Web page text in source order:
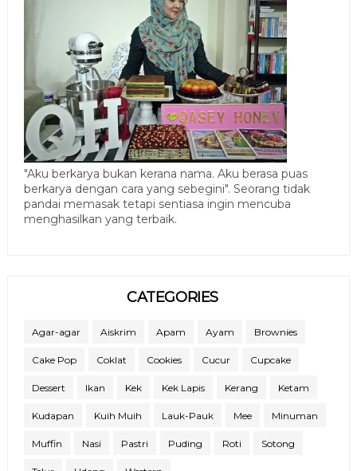
"Aku berkarya bukan kerana nama. Aku berasa puas
berkarya dengan cara yang sebegini". Seorang tidak
pandai memasak tetapi sentiasa ingin mencuba
menghasilkan yang terbaik.
CATEGORIES
Agar-agar Aiskrim Apam Ayam Brownies
Cake Pop Coklat Cookies Cucur Cupcake
Dessert Ikan Kek Kek Lapis Kerang Ketam
Kudapan Kuih Muih Lauk-Pauk Mee Minuman
Muffin Nasi Pastri Puding Roti Sotong